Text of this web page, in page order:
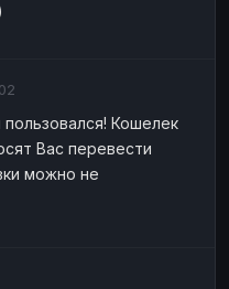
Кошелек
Вас перевести
можно не